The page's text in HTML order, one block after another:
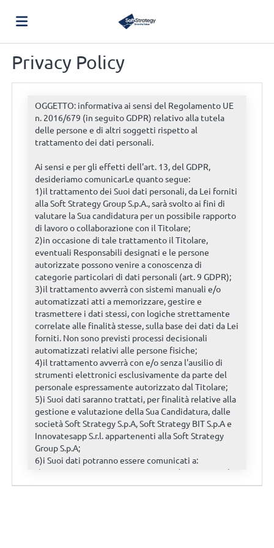
Home
Offerte
di
lavoro
Carica
il
CV
Login
Privacy Policy